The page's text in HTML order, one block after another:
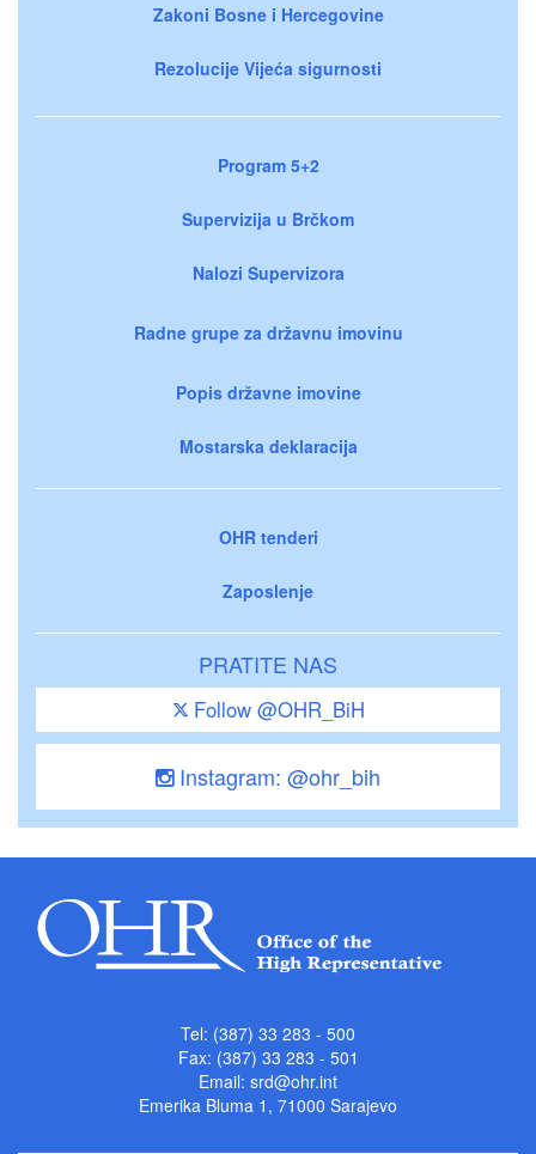
Zakoni Bosne i Hercegovine
Rezolucije Vijeća sigurnosti
Program 5+2
Supervizija u Brčkom
Nalozi Supervizora
Radne grupe za državnu imovinu
Popis državne imovine
Mostarska deklaracija
OHR tenderi
Zaposlenje
PRATITE NAS
Follow @OHR_BiH
Instagram: @ohr_bih
Tel: (387) 33 283 - 500
Fax: (387) 33 283 - 501
Email: srd@ohr.int
Emerika Bluma 1, 71000 Sarajevo